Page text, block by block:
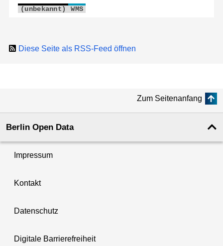
(unbekannt) WMS
Diese Seite als RSS-Feed öffnen
Zum Seitenanfang
Berlin Open Data
Impressum
Kontakt
Datenschutz
Digitale Barrierefreiheit